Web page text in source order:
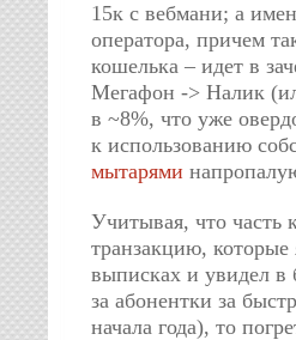
15к с вебмани; а
оператора, причем
кошелька – идет в
Мегафон -> Налик
в ~8%, что уже
к использованию
мытарями
Учитывая, что часть
транзакцию,
выписках и увидел в
за абонентки за
начала года), то